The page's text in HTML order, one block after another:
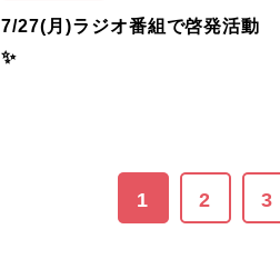
7/27(月)ラジオ番組で啓発活動
✨
1 2 3